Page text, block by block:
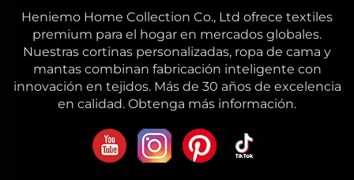
Heniemo Home Collection Co., Ltd ofrece textiles
premium para el hogar en mercados globales.
Nuestras cortinas personalizadas, ropa de cama y
mantas combinan fabricación inteligente con
innovación en tejidos. Más de 30 años de excelencia
en calidad. Obtenga más información.